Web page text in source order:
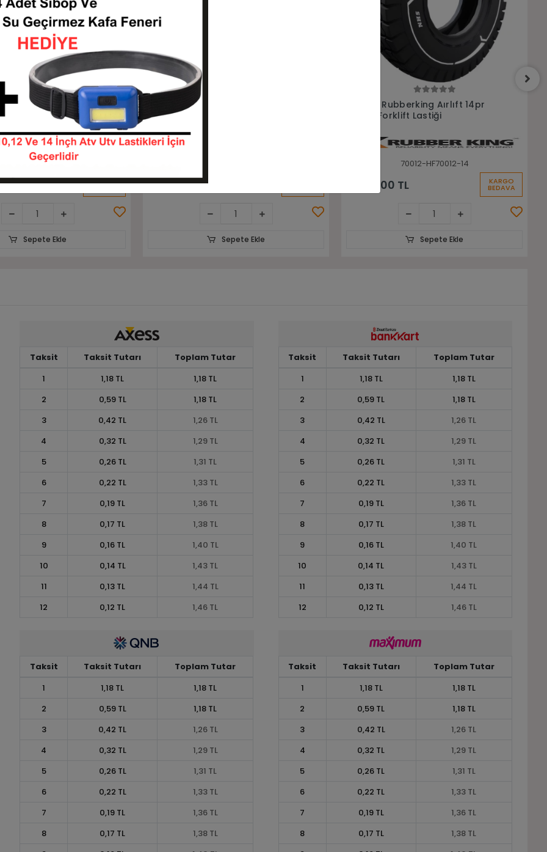
Sepete Ekle
12pr Aiot-07 İz
Havalı Forklift Lastiği
70012-KITATO0471
KARGO
Sepete Ekle
7.00-12 Rubberking Aırlıft 14pr
Havalı Forklift Lastiği
7.488,00 TL
Sepete Ekle
7.00-12 Yardmaster Ultra 12Pr Nhs
Havalı Forklift Lastiği
70012-LGX00065
10.290,89 TL KARGO
BEDAVA
Sepete Ekle
Taksit Taksit Tutarı
Toplam Tutar
1
1,18 TL
1,18 TL
2
0,59 TL
1,18 TL
3
0,42 TL
1,26 TL
4
0,32 TL
1,29 TL
5
0,26 TL
1,31 TL
6
0,22 TL
1,33 TL
7
0,19 TL
1,36 TL
8
0,17 TL
1,38 TL
9
0,16 TL
1,40 TL
10
0,14 TL
1,43 TL
11
0,13 TL
1,44 TL
12
0,12 TL 1,46 TL
Taksit Taksit Tutarı
Toplam Tutar
1
1,18 TL
1,18 TL
2
0,59 TL
1,18 TL
3
0,42 TL
1,26 TL
4
0,32 TL
1,29 TL
5
0,26 TL
1,31 TL
6
0,22 TL
1,33 TL
7
0,19 TL
1,36 TL
8
0,17 TL
1,38 TL
9
0,16 TL
1,40 TL
10
0,14 TL
1,43 TL
11
0,13 TL
1,44 TL
12
0,12 TL 1,46 TL
Taksit Taksit Tutarı
Toplam Tutar
1
1,18 TL
1,18 TL
2
0,59 TL
1,18 TL
3
0,42 TL
1,26 TL
4
0,32 TL
1,29 TL
5
0,26 TL
1,31 TL
6
0,22 TL
1,33 TL
7
0,19 TL
1,36 TL
8
0,17 TL
1,38 TL
Taksit Taksit Tutarı
Toplam Tutar
1
1,18 TL
1,18 TL
2
0,59 TL
1,18 TL
3
0,42 TL
1,26 TL
4
0,32 TL
1,29 TL
5
0,26 TL
1,31 TL
6
0,22 TL
1,33 TL
7
0,19 TL
1,36 TL
8
0,17 TL
1,38 TL